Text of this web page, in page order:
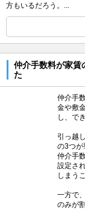
方もいるだろう。...
仲介手数料が家賃
た
仲介手
金や敷
し、で
引っ越
の3つが
仲介手
設定さ
しまう
一方で
のみが